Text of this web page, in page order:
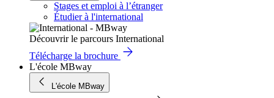
Stages et emploi à l’étranger
Étudier à l'international
Découvrir le parcours International
Télécharge la brochure
L'école MBway
L'école MBway